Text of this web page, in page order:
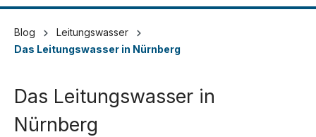
Blog
Leitungswasser
Das Leitungswasser in Nürnberg
Das Leitungswasser in
Nürnberg